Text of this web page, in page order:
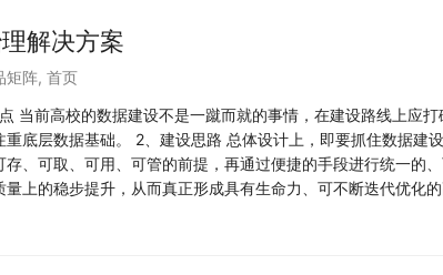
解决方案
矩阵, 首页
当前高校的数据建设不是一蹴而就的事情，在建设路线上应打
重底层数据基础。 2、建设思路 总体设计上，即要抓住数据
存、可取、可用、可管的前提，再通过便捷的手段进行统一的
量上的稳步提升，从而真正形成具有生命力、可不断迭代优化